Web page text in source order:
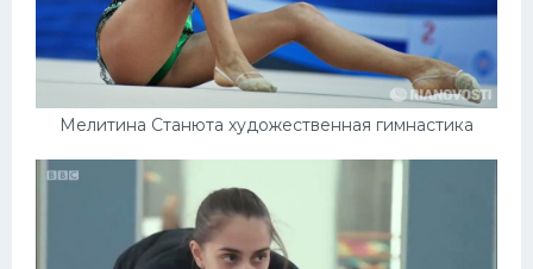
Мелитина Станюта художественная гимнастика